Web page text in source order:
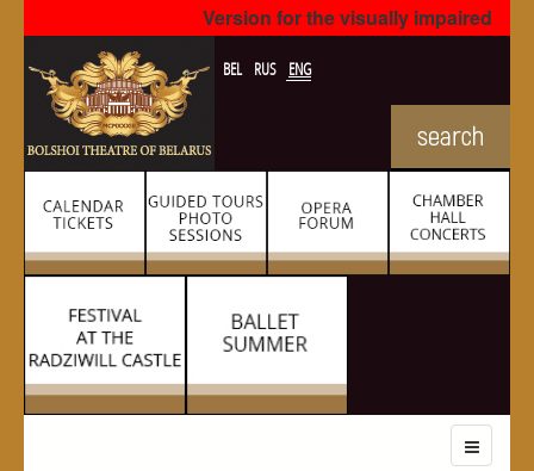
Version for the visually impaired
BEL RUS ENG